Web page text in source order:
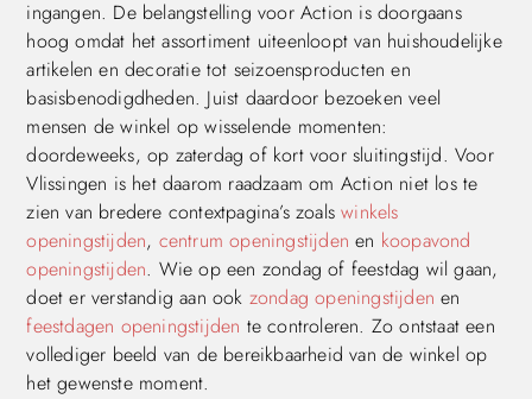
ingangen. De belangstelling voor Action is doorgaans
hoog omdat het assortiment uiteenloopt van huishoudelijke
artikelen en decoratie tot seizoensproducten en
basisbenodigdheden. Juist daardoor bezoeken veel
mensen de winkel op wisselende momenten:
doordeweeks, op zaterdag of kort voor sluitingstijd. Voor
Vlissingen is het daarom raadzaam om Action niet los te
zien van bredere contextpagina’s zoalswinkels
openingstijden, centrum openingstijden en koopavond
openingstijden. Wie op een zondag of feestdag wil gaan,
doet er verstandig aan ook zondag openingstijden en
feestdagen openingstijden te controleren. Zo ontstaat een
vollediger beeld van de bereikbaarheid van de winkel op
het gewenste moment.